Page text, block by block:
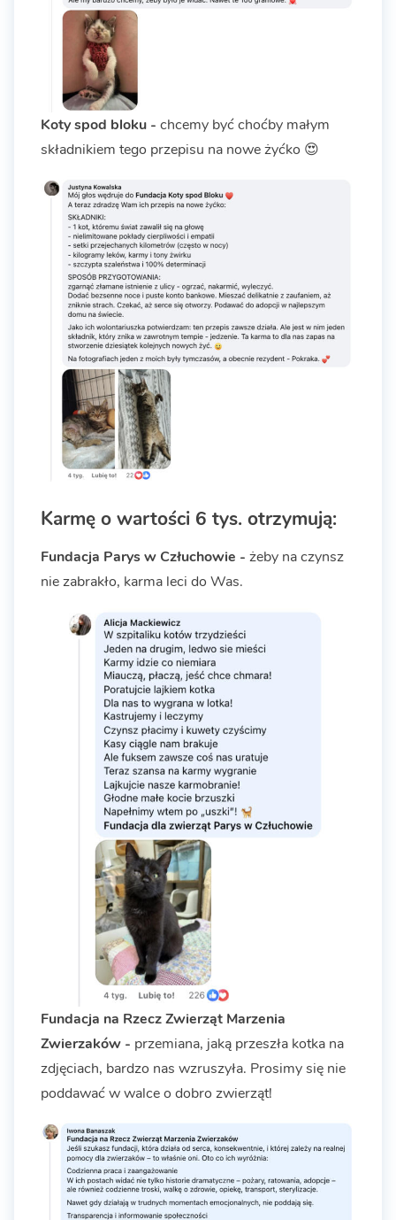
Koty spod bloku - chcemy być choćby małym
składnikiem tego przepisu na nowe żyćko 😍
Karmę o wartości 6 tys. otrzymują:
Fundacja Parys w Człuchowie - żeby na czynsz
nie zabrakło, karma leci do Was.
Fundacja na Rzecz Zwierząt Marzenia
Zwierzaków - przemiana, jaką przeszła kotka na
zdjęciach, bardzo nas wzruszyła. Prosimy się nie
poddawać w walce o dobro zwierząt!